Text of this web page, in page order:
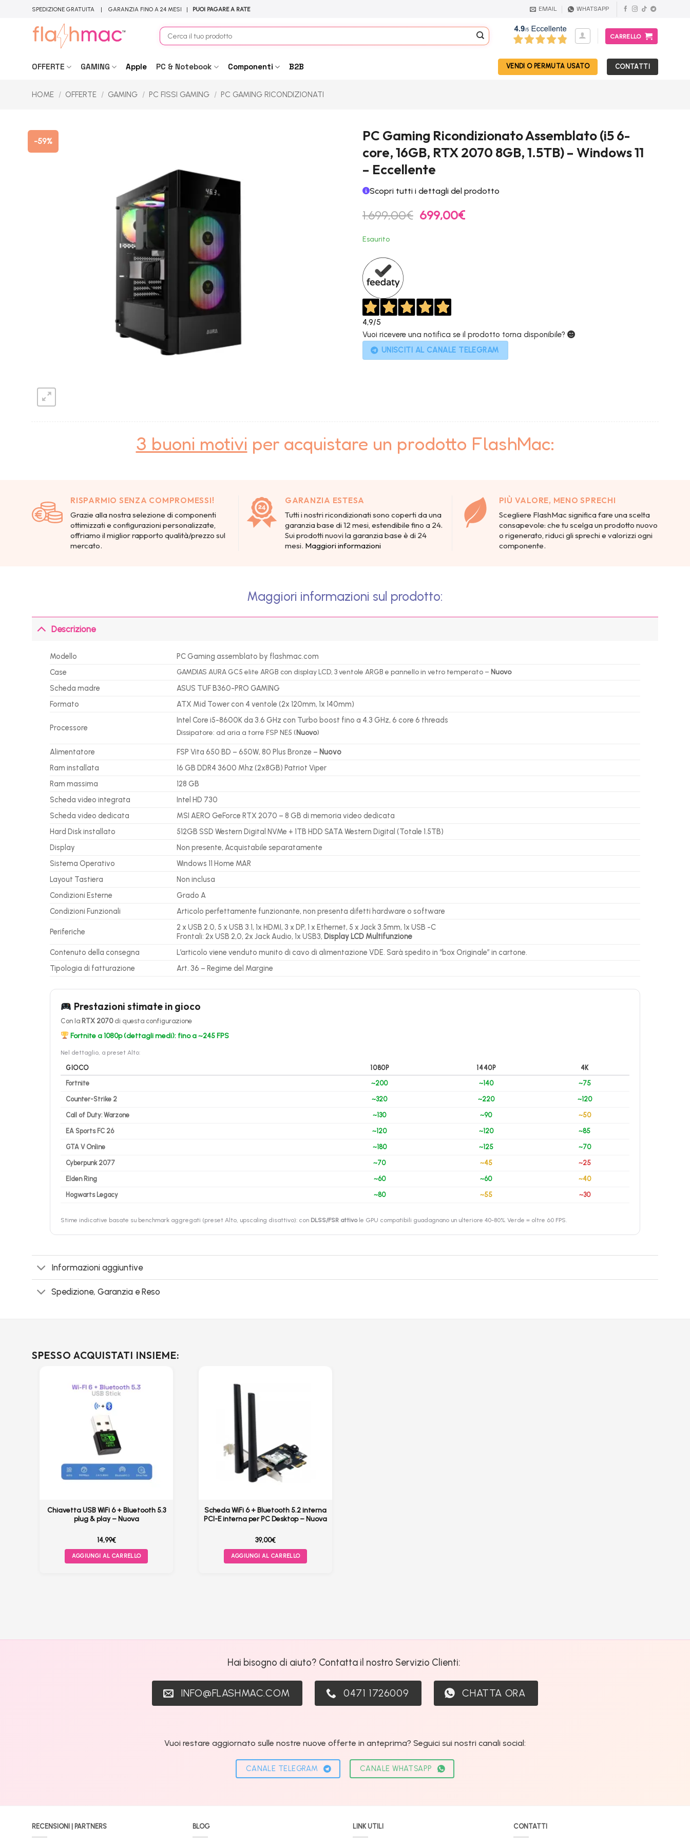
SPEDIZIONE GRATUITA | GARANZIA FINO A 24 MESI | PUOI PAGARE A RATE EMAIL WHATSAPP
Cerca:
CARRELLO
OFFERTE GAMING Apple PC & Notebook Componenti B2B VENDI O PERMUTA USATO CONTATTI
HOME / OFFERTE / GAMING / PC FISSI GAMING / PC GAMING RICONDIZIONATI
-59%
PC Gaming Ricondizionato Assemblato (i5 6-
core, 16GB, RTX 2070 8GB, 1.5TB) – Windows 11
– Eccellente
Scopri tutti i dettagli del prodotto
1.699,00€ Il
prezzo
699,00€Il
prezzo
Esaurito
4,9/5
Vuoi ricevere una notifica se il prodotto torna disponibile?
UNISCITI AL CANALE TELEGRAM
3 buoni motivi per acquistare un prodotto FlashMac:
RISPARMIO SENZA COMPROMESSI!
Grazie alla nostra selezione di componenti
ottimizzati e configurazioni personalizzate,
offriamo il miglior rapporto qualità/prezzo sul
mercato.
GARANZIA ESTESA
Tutti i nostri ricondizionati sono coperti da una
garanzia base di 12 mesi, estendibile fino a 24.
Sui prodotti nuovi la garanzia base è di 24
mesi. Maggiori informazioni
PIÙ VALORE, MENO SPRECHI
Scegliere FlashMac significa fare una scelta
consapevole: che tu scelga un prodotto nuovo
o rigenerato, riduci gli sprechi e valorizzi ogni
componente.
Maggiori informazioni sul prodotto:
Descrizione
Modello
PC Gaming assemblato by flashmac.com
Case
GAMDIAS AURA GC5 elite ARGB con display LCD, 3 ventole ARGB e pannello in vetro temperato – Nuovo
Scheda madre
ASUS TUF B360-PRO GAMING
Formato
ATX Mid Tower con 4 ventole (2x 120mm, 1x 140mm)
Processore
Intel Core i5-8600K da 3.6 GHz con Turbo boost fino a 4.3 GHz, 6 core 6 threads
Dissipatore: ad aria a torre FSP NE5 (Nuovo)
Alimentatore FSP Vita 650 BD – 650W, 80 Plus Bronze – Nuovo
Ram installata
16 GB DDR4 3600 Mhz (2x8GB) Patriot Viper
Ram massima
128 GB
Scheda video integrata
Intel HD 730
Scheda video dedicata
MSI AERO GeForce RTX 2070 – 8 GB di memoria video dedicata
Hard Disk installato
512GB SSD Western Digital NVMe + 1TB HDD SATA Western Digital (Totale 1.5TB)
Display
Non presente, Acquistabile separatamente
Sistema Operativo
Windows 11 Home MAR
Layout Tastiera
Non inclusa
Condizioni Esterne
Grado A
Condizioni Funzionali
Articolo perfettamente funzionante, non presenta difetti hardware o software
Periferiche
2 x USB 2.0, 5 x USB 3.1, 1x HDMI, 3 x DP, 1 x Ethernet, 5 x Jack 3.5mm, 1x USB -C
Frontali: 2x USB 2,0, 2x Jack Audio, 1x USB3, Display LCD Multifunzione
Contenuto della consegna
L’articolo viene venduto munito di cavo di alimentazione VDE. Sarà spedito in “box Originale” in cartone.
Tipologia di fatturazione
Art. 36 – Regime del Margine
Prestazioni stimate in gioco
Con la RTX 2070di questa configurazione
Fortnite a 1080p (dettagli medi): fino a ~245 FPS
Nel dettaglio, a preset Alto:
GIOCO 1080P 1440P
4K
Fortnite
~200 ~140 ~75
Counter-Strike 2 ~320 ~220 ~120
Call of Duty: Warzone ~130 ~90 ~50
EA Sports FC 26 ~120 ~120 ~85
GTA V Online ~180 ~125 ~70
Cyberpunk 2077 ~70 ~45 ~25
Elden Ring ~60 ~60 ~40
Hogwarts Legacy ~80 ~55 ~30
Stime indicative basate su benchmark aggregati (preset Alto, upscaling disattivo): con DLSS/FSR attivole GPU compatibili guadagnano un ulteriore 40-80%. Verde = oltre 60 FPS.
Informazioni aggiuntive
Spedizione, Garanzia e Reso
SPESSO ACQUISTATI INSIEME:
Chiavetta USB WiFi 6 + Bluetooth 5.3
plug & play – Nuova
14,99€
AGGIUNGI AL CARRELLO
Scheda WiFi 6 + Bluetooth 5.2 interna
PCI-E interna per PC Desktop – Nuova
39,00€
AGGIUNGI AL CARRELLO
Hai bisogno di aiuto? Contatta il nostro Servizio Clienti:
INFO@FLASHMAC.COM 0471 1726009 CHATTA ORA
Vuoi restare aggiornato sulle nostre nuove offerte in anteprima? Seguici sui nostri canali social:
CANALE TELEGRAM CANALE WHATSAPP
RECENSIONI | PARTNERS BLOG LINK UTILI CONTATTI